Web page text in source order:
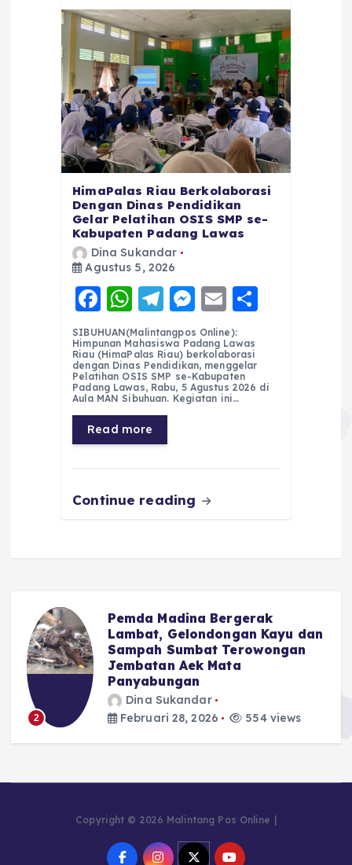
HimaPalas Riau Berkolaborasi
Dengan Dinas Pendidikan
Gelar Pelatihan OSIS SMP se-
Kabupaten Padang Lawas
Dina Sukandar
Agustus 5, 2026
F
a
c
e
b
o
o
k
W
h
a
ts
A
p
p
T
el
e
g
r
a
m
M
e
ss
e
n
E
m
ai
l
re
SIBUHUAN(Malintangpos Online):
Himpunan Mahasiswa Padang Lawas
Riau (HimaPalas Riau) berkolaborasi
dengan Dinas Pendidikan, menggelar
Pelatihan OSIS SMP se-Kabupaten
Padang Lawas, Rabu, 5 Agustus 2026 di
Aula MAN Sibuhuan. Kegiatan ini…
Read more
Continue reading
2
Pemda Madina Bergerak
Lambat, Gelondongan Kayu dan
Sampah Sumbat Terowongan
Jembatan Aek Mata
Panyabungan
Dina Sukandar
Februari 28, 2026
554 views
Copyright © 2026 Malintang Pos Online |